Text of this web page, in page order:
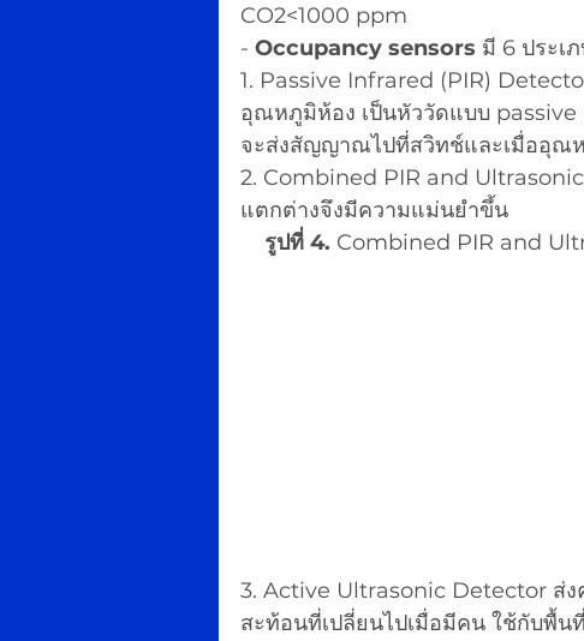
CO2<1000 ppm
- Occupancy sensors มี 6 ประเ
1. Passive Infrared (PIR)
อุณหภูมิห้อง เป็นหัววัดแบบ passive
จะส่งสัญญาณไปที่สวิทช์และเมื่ออุณ
2. Combined PIR and
แตกต่างจึงมีความแม่นยำขึ้น
รูปที่ 4. Combined PIR and
3. Active Ultrasonic Detector ส่
สะท้อนที่เปลี่ยนไปเมื่อมีคน ใช้กับพื้น